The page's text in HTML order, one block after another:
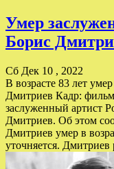
Умер
Борис
Сб Дек 10 , 2022
В возрасте 83 лет
Дмитриев Кадр:
заслуженный артист
Дмитриев. Об этом
Дмитриев умер в
уточняется.